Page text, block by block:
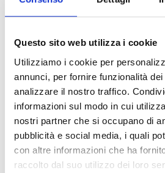
Questo sito web utilizza i cookie
Utilizziamo i cookie per
annunci, per fornire funzionalità
analizzare il nostro traffico.
informazioni sul modo in cui
nostri partner che si occupano di
pubblicità e social media, i quali
con altre informazioni che ha
raccolto dal suo utilizzo dei loro
proprio queste ad averlo reso
cultura e dell’arte pop degli
Haring a Palazzo Blu
©Antonello Tofani